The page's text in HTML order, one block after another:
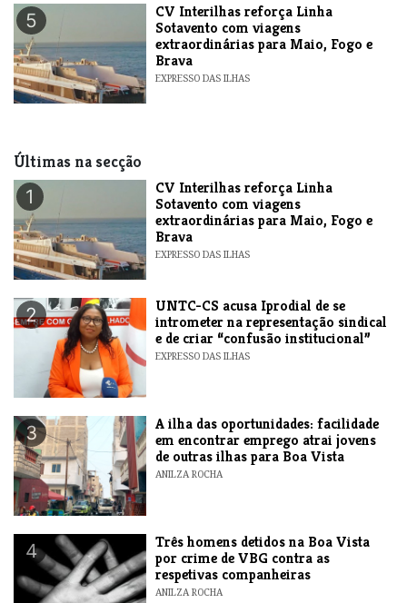
5
​CV Interilhas reforça Linha
Sotavento com viagens
extraordinárias para Maio, Fogo e
Brava
EXPRESSO DAS ILHAS
Últimas na secção
1
​CV Interilhas reforça Linha
Sotavento com viagens
extraordinárias para Maio, Fogo e
Brava
EXPRESSO DAS ILHAS
2
UNTC-CS acusa Iprodial de se
intrometer na representação sindical
e de criar “confusão institucional”
EXPRESSO DAS ILHAS
3
A ilha das oportunidades: facilidade
em encontrar emprego atrai jovens
de outras ilhas para Boa Vista
ANILZA ROCHA
4
Três homens detidos na Boa Vista
por crime de VBG contra as
respetivas companheiras
ANILZA ROCHA